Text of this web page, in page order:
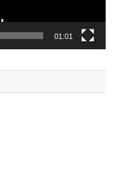
01:01